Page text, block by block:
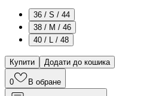
36 / S / 44
38 / M / 46
40 / L / 48
Купити Додати до кошика
0 В обране